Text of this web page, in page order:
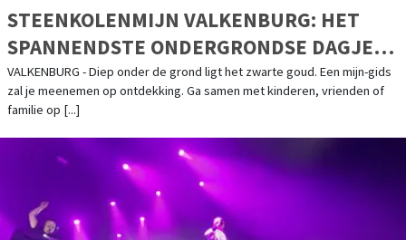
STEENKOLENMIJN VALKENBURG: HET
SPANNENDSTE ONDERGRONDSE DAGJE
UIT IN VALKENBURG
VALKENBURG - Diep onder de grond ligt het zwarte goud. Een mijn-gids
zal je meenemen op ontdekking. Ga samen met kinderen, vrienden of
familie op [...]